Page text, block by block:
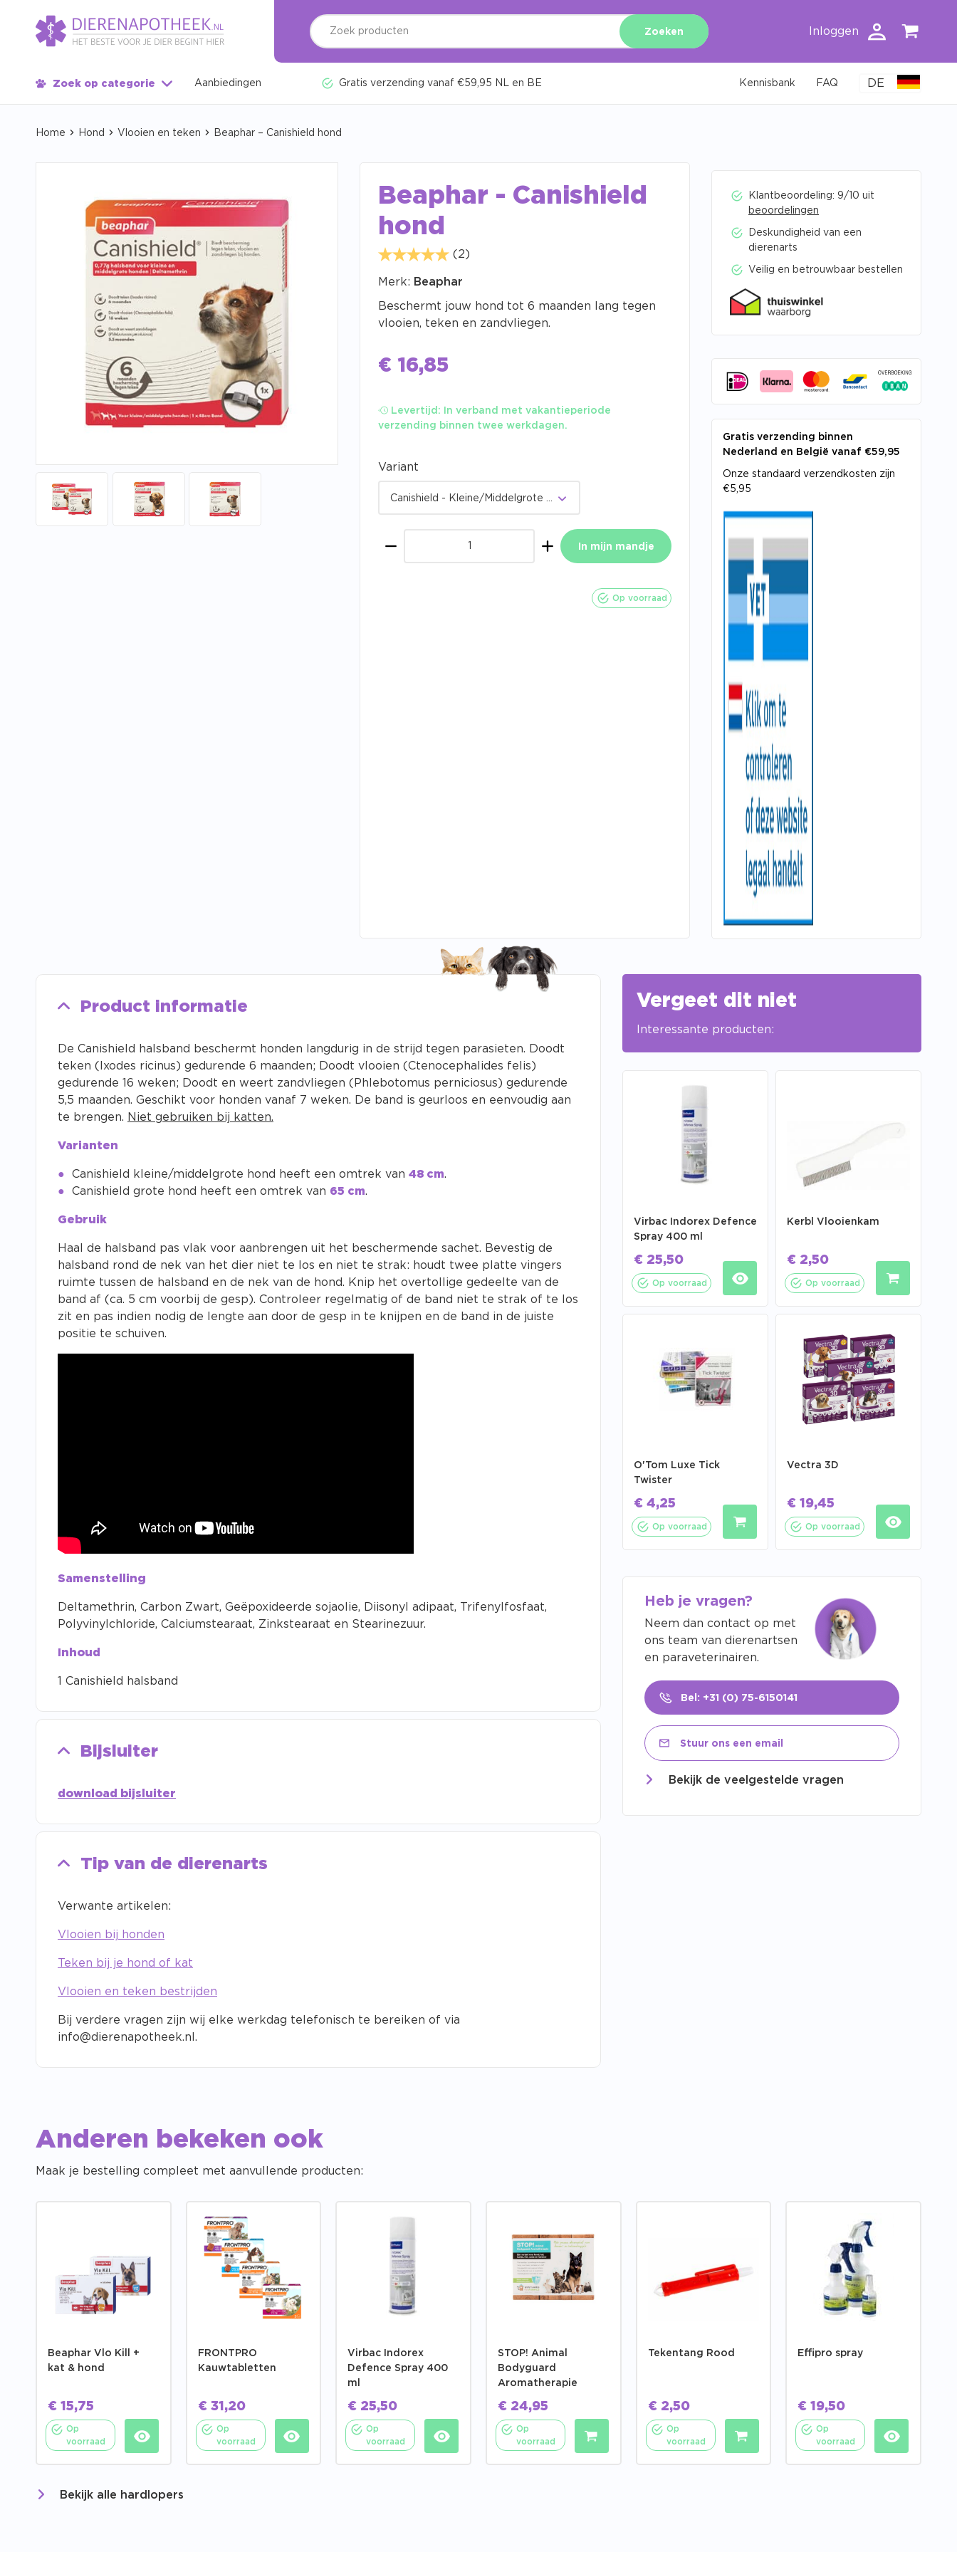
Zoeken Inloggen
Zoek op categorie Aanbiedingen Gratis verzending vanaf €59,95 NL en BE Kennisbank FAQ DE
Home Hond Vlooien en teken Beaphar – Canishield hond
Beaphar - Canishield
hond
(2)
Merk: Beaphar
Beschermt jouw hond tot 6 maanden lang tegen
vlooien, teken en zandvliegen.
€ 16,85
Levertijd:
In verband met vakantieperiode
verzending binnen twee werkdagen.
Variant
Canishield - Kleine/Middelgrote hond
In mijn mandje
Op voorraad
Klantbeoordeling: 9/10 uit
beoordelingen
Deskundigheid van een
dierenarts
Veilig en betrouwbaar bestellen
Gratis verzending binnen
Nederland en België vanaf €59,95
Onze standaard verzendkosten zijn
€5,95
Product informatie
De Canishield halsband beschermt honden langdurig in de strijd tegen parasieten. Doodt
teken (Ixodes ricinus) gedurende 6 maanden; Doodt vlooien (Ctenocephalides felis)
gedurende 16 weken; Doodt en weert zandvliegen (Phlebotomus perniciosus) gedurende
5,5 maanden. Geschikt voor honden vanaf 7 weken. De band is geurloos en eenvoudig aan
te brengen. Niet gebruiken bij katten.
Varianten
Canishield kleine/middelgrote hond heeft een omtrek van 48 cm.
Canishield grote hond heeft een omtrek van 65 cm.
Gebruik
Haal de halsband pas vlak voor aanbrengen uit het beschermende sachet. Bevestig de
halsband rond de nek van het dier niet te los en niet te strak: houdt twee platte vingers
ruimte tussen de halsband en de nek van de hond. Knip het overtollige gedeelte van de
band af (ca. 5 cm voorbij de gesp). Controleer regelmatig of de band niet te strak of te los
zit en pas indien nodig de lengte aan door de gesp in te knijpen en de band in de juiste
positie te schuiven.
Samenstelling
Deltamethrin, Carbon Zwart, Geëpoxideerde sojaolie, Diisonyl adipaat, Trifenylfosfaat,
Polyvinylchloride, Calciumstearaat, Zinkstearaat en Stearinezuur.
Inhoud
1 Canishield halsband
Bijsluiter
download bijsluiter
Tip van de dierenarts
Verwante artikelen:
Vlooien bij honden
Teken bij je hond of kat
Vlooien en teken bestrijden
Bij verdere vragen zijn wij elke werkdag telefonisch te bereiken of via
info@dierenapotheek.nl .
Vergeet dit niet
Interessante producten:
Virbac Indorex Defence
Spray 400 ml
€ 25,50
Op voorraad
Kerbl Vlooienkam
€ 2,50
Op voorraad
O'Tom Luxe Tick
Twister
€ 4,25
Op voorraad
Vectra 3D
€ 19,45
Op voorraad
Heb je vragen?
Neem dan contact op met
ons team van dierenartsen
en paraveterinairen.
Bel: +31 (0) 75-6150141
Stuur ons een email
Bekijk de veelgestelde vragen
Anderen bekeken ook
Maak je bestelling compleet met aanvullende producten:
Beaphar Vlo Kill +
kat & hond
€ 15,75
Op
voorraad
FRONTPRO
Kauwtabletten
€31,20
Op
voorraad
Virbac Indorex
Defence Spray 400
ml
€ 25,50
Op
voorraad
STOP! Animal
Bodyguard
Aromatherapie
€24,95
Op
voorraad
Tekentang Rood
€2,50
Op
voorraad
Effipro spray
€ 19,50
Op
voorraad
Bekijk alle hardlopers